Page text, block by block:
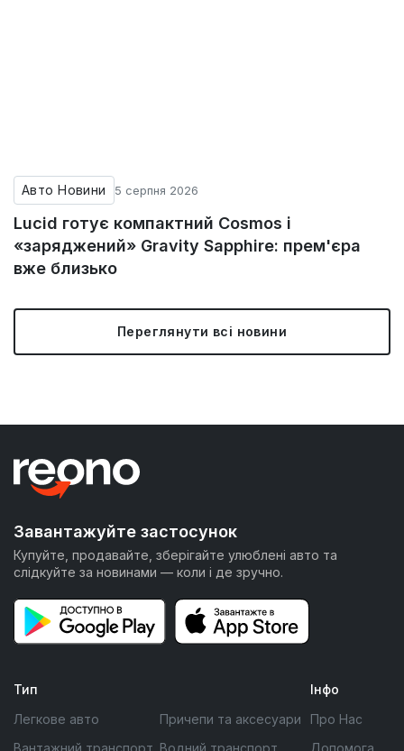
Авто Новини 5 серпня 2026
Lucid готує компактний Cosmos і
«заряджений» Gravity Sapphire: прем'єра
вже близько
Переглянути всі новини
Завантажуйте застосунок
Купуйте, продавайте, зберігайте улюблені авто та
слідкуйте за новинами — коли і де зручно.
Тип
Легкове авто
Причепи та аксесуари
Інфо
Про Нас